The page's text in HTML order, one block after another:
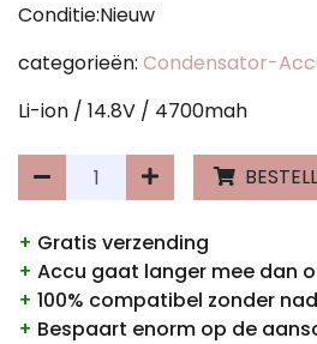
Conditie:Nieuw
categorieën: Condensator-
Li-ion / 14.8V / 4700mah
+ Gratis verzending
+ Accu gaat langer mee dan
+ 100% compatibel zonder
+ Bespaart enorm op de